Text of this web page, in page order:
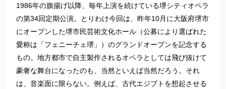
1986年の旗揚げ以降、毎年上演を続けている堺シティオペラ
の第34回定期公演。とりわけ今回は、昨年10月に大阪府堺市
にオープンした堺市民芸術文化ホール（公募により選ばれた
愛称は「フェニーチェ堺」）のグランドオープンを記念する
もの。地方都市で自主製作されるオペラとしては飛び抜けて
豪奢な舞台になったのも、当然といえば当然だろう。それ
は、音楽面に限らない。例えば、古代エジプトを想起させる